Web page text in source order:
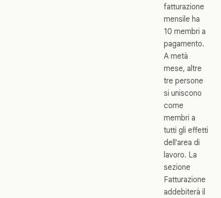
fatturazione
mensile ha
10 membri a
pagamento.
A metà
mese, altre
tre persone
si uniscono
come
membri a
tutti gli effetti
dell'area di
lavoro. La
sezione
Fatturazione
addebiterà il